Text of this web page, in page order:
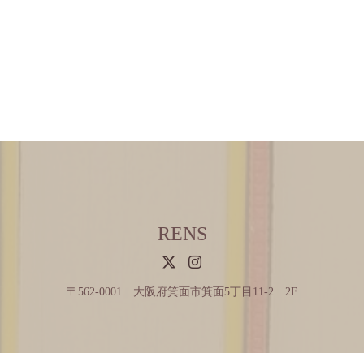
RENS
〒562-0001 大阪府箕面市箕面5丁目11-2 2F